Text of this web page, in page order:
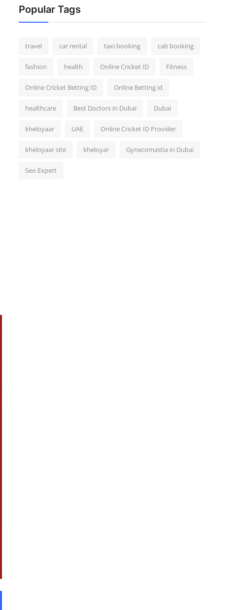
Popular Tags
travel car rental taxi booking cab booking
fashion health Online Cricket ID Fitness
Online Cricket Betting ID Online Betting id
healthcare Best Doctors in Dubai Dubai
kheloyaar UAE Online Cricket ID Provider
kheloyaar site kheloyar Gynecomastia in Dubai
Seo Expert